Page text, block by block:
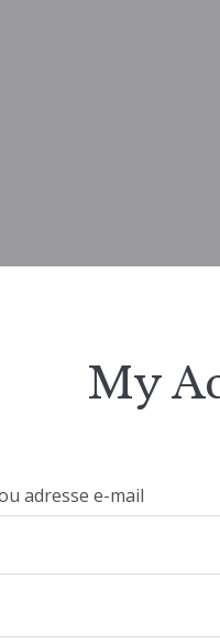
My
adresse e-mail